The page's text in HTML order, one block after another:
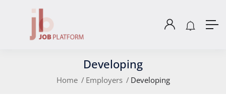
Developing
Home Employers Developing